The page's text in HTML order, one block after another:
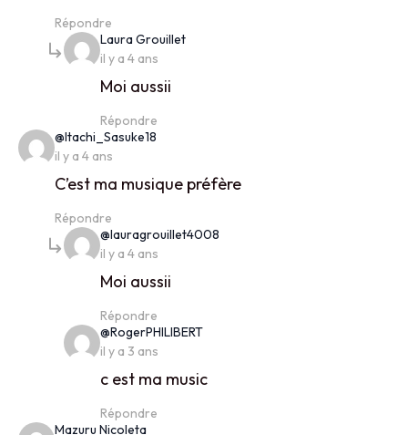
Répondre
Laura Grouilletsays:
il y a 4 ans
Moi aussii
Répondre
@Itachi_Sasuke18
il y a 4 ans
C’est ma musique préfère
Répondre
@lauragrouillet4008
il y a 4 ans
Moi aussii
Répondre
@RogerPHILIBERTsays:
il y a 3 ans
c est ma music
Répondre
Mazuru Nicoletasays: